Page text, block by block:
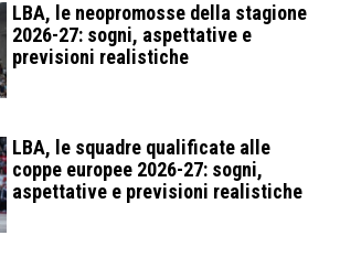
LBA, le neopromosse della stagione
2026-27: sogni, aspettative e
previsioni realistiche
LBA, le squadre qualificate alle
coppe europee 2026-27: sogni,
aspettative e previsioni realistiche